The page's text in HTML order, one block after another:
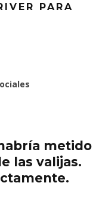
PARA
metido
las valijas.